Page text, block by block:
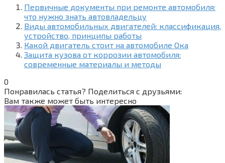
Первичные документы при ремонте автомобиля:
что нужно знать автовладельцу
Виды автомобильных двигателей: классификация,
устройство, принципы работы
Какой двигатель стоит на автомобиле Ока
Защита кузова от коррозии автомобиля:
современные материалы и методы
0
Понравилась статья? Поделиться с друзьями:
Вам также может быть интересно